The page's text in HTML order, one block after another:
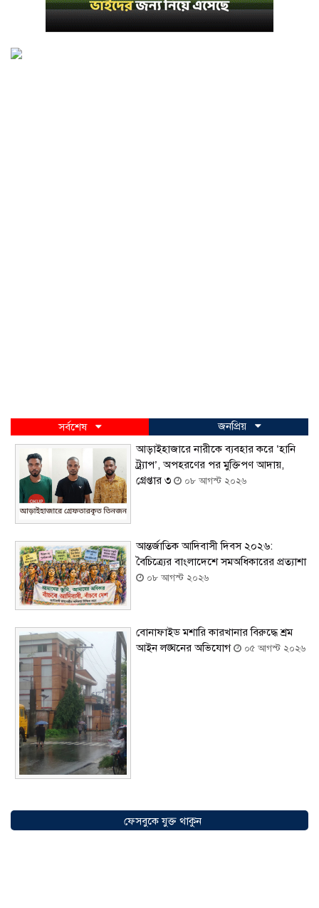
সর্বশেষ
জনপ্রিয়
আড়াইহাজারে নারীকে ব্যবহার করে ‘হানি
ট্র্যাপ’, অপহরণের পর মুক্তিপণ আদায়,
গ্রেপ্তার ৩
০৮ আগস্ট ২০২৬
আন্তর্জাতিক আদিবাসী দিবস ২০২৬:
বৈচিত্র্যের বাংলাদেশে সমঅধিকারের প্রত্যাশা
০৮ আগস্ট ২০২৬
বোনাফাইড মশারি কারখানার বিরুদ্ধে শ্রম
আইন লঙ্ঘনের অভিযোগ
০৫ আগস্ট ২০২৬
অগ্রযাত্রায় নতুন অধ্যায়, উদ্বোধন হলো ‘শিফা
মোহাম্মদিয়া ফিশারিজ’
০৫ আগস্ট ২০২৬
ফেসবুকে যুক্ত থাকুন